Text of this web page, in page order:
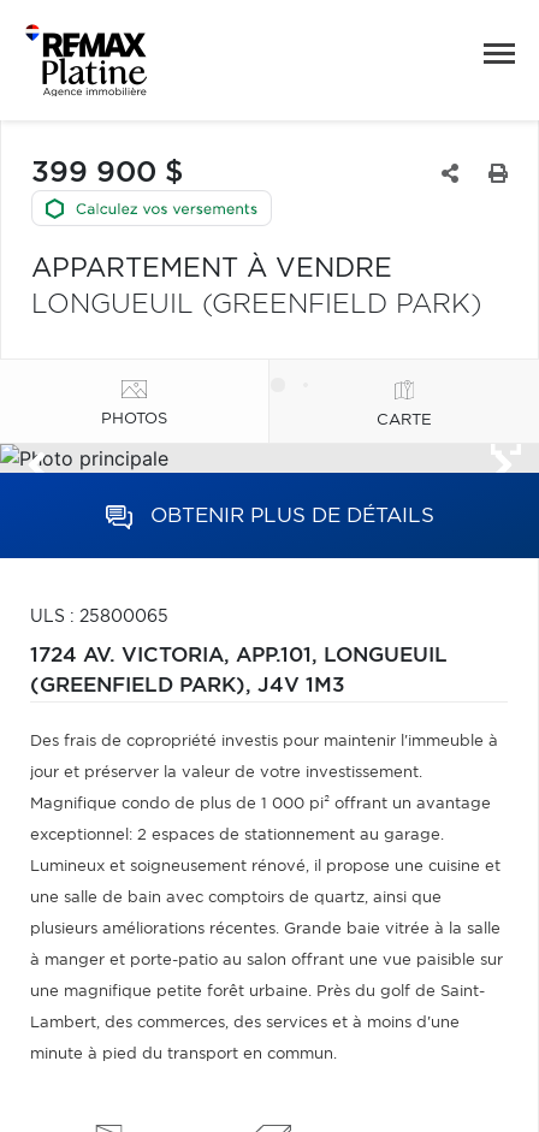
399 900 $
APPARTEMENT À VENDRE
LONGUEUIL (GREENFIELD PARK)
PHOTOS CARTE
OBTENIR PLUS DE DÉTAILS
ULS : 25800065
1724 AV. VICTORIA, APP.101, LONGUEUIL
(GREENFIELD PARK), J4V 1M3
Des frais de copropriété investis pour maintenir l'immeuble à
jour et préserver la valeur de votre investissement.
Magnifique condo de plus de 1 000 pi² offrant un avantage
exceptionnel: 2 espaces de stationnement au garage.
Lumineux et soigneusement rénové, il propose une cuisine et
une salle de bain avec comptoirs de quartz, ainsi que
plusieurs améliorations récentes. Grande baie vitrée à la salle
à manger et porte-patio au salon offrant une vue paisible sur
une magnifique petite forêt urbaine. Près du golf de Saint-
Lambert, des commerces, des services et à moins d'une
minute à pied du transport en commun.